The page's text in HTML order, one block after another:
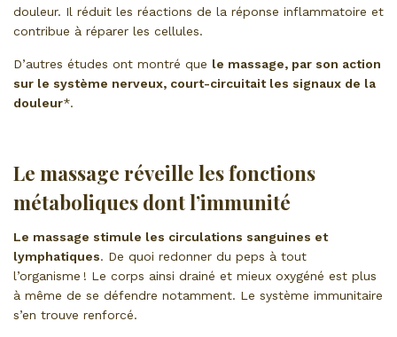
douleur. Il réduit les réactions de la réponse inflammatoire et
contribue à réparer les cellules.
D’autres études ont montré que le massage, par son action
sur le système nerveux, court-circuitait les signaux de la
douleur*.
Le massage réveille les fonctions
métaboliques dont l’immunité
Le massage stimule les circulations sanguines et
lymphatiques. De quoi redonner du peps à tout
l’organisme ! Le corps ainsi drainé et mieux oxygéné est plus
à même de se défendre notamment. Le système immunitaire
s’en trouve renforcé.